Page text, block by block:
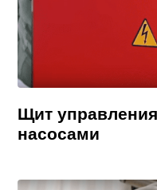
Щит
насосами